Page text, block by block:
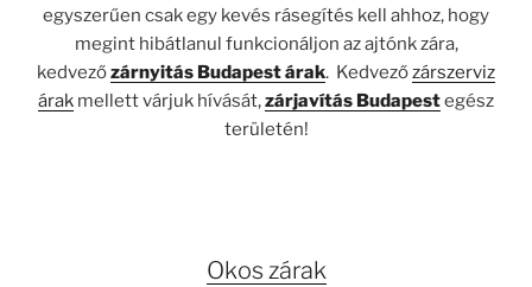
egyszerűen csak egy kevés rásegítés kell ahhoz, hogy
megint hibátlanul funkcionáljon az ajtónk zára,
kedvezőzárnyitás Budapest árak. Kedvezőzárszerviz
árak mellett várjuk hívását,zárjavítás Budapestegész
területén!
Okos zárak